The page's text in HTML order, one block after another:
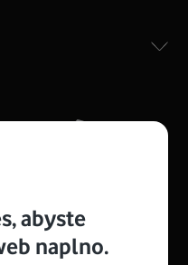
Kompaktní rozměry 21
abyste
naplno.